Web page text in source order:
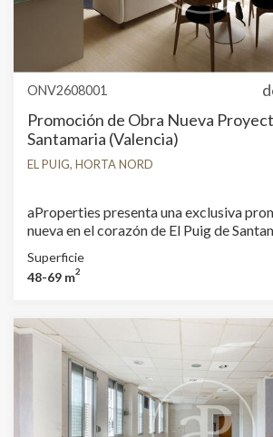
ONV2608001
Promoción de Obra Nueva
Santamaria (Valencia)
EL PUIG, HORTA NORD
aProperties presenta una exclusiva
nueva en el corazón de El Puig de
diseño contemporáneo que combina
eficiencia y calidad de vida en una de las
promoción está compuesta por 10
cuidadosamente diseñadas, concebidas
las nuevas formas de vivir. Espacios
luminosos y eficientes, donde cada
sido optimizado para ofrecer el máximo
promoción ofrece: 6 apartamentos de 1 dormitorio,
ideales como primera vivienda o
Superficie
48-69 m2